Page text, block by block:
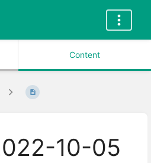
Content
10-05